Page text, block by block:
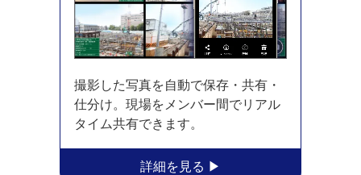
撮影した写真を自動で保存・共有・
仕分け。現場をメンバー間でリアル
タイム共有できます。